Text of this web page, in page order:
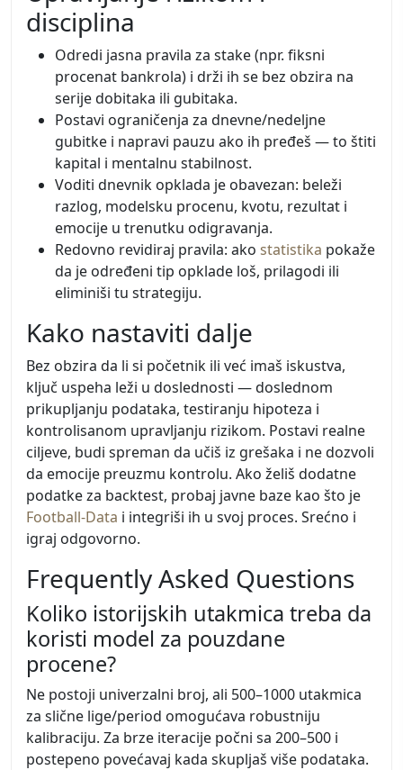
disciplina
Odredi jasna pravila za stake (npr. fiksni
procenat bankrola) i drži ih se bez obzira na
serije dobitaka ili gubitaka.
Postavi ograničenja za dnevne/nedeljne
gubitke i napravi pauzu ako ih pređeš — to štiti
kapital i mentalnu stabilnost.
Voditi dnevnik opklada je obavezan: beleži
razlog, modelsku procenu, kvotu, rezultat i
emocije u trenutku odigravanja.
Redovno revidiraj pravila: ako statistika pokaže
da je određeni tip opklade loš, prilagodi ili
eliminiši tu strategiju.
Kako nastaviti dalje
Bez obzira da li si početnik ili već imaš iskustva,
ključ uspeha leži u doslednosti — doslednom
prikupljanju podataka, testiranju hipoteza i
kontrolisanom upravljanju rizikom. Postavi realne
ciljeve, budi spreman da učiš iz grešaka i ne dozvoli
da emocije preuzmu kontrolu. Ako želiš dodatne
podatke za backtest, probaj javne baze kao što je
Football-Data i integriši ih u svoj proces. Srećno i
igraj odgovorno.
Frequently Asked Questions
Koliko istorijskih utakmica treba da
koristi model za pouzdane
procene?
Ne postoji univerzalni broj, ali 500–1000 utakmica
za slične lige/period omogućava robustniju
kalibraciju. Za brze iteracije počni sa 200–500 i
postepeno povećavaj kada skupljaš više podataka.